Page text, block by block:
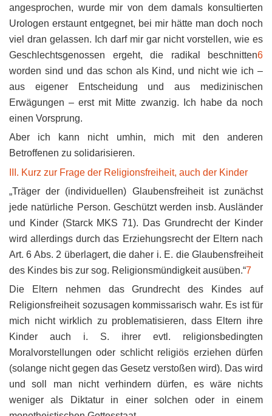
angesprochen, wurde mir von dem damals konsultierten
Urologen erstaunt entgegnet, bei mir hätte man doch noch
viel dran gelassen. Ich darf mir gar nicht vorstellen, wie es
Geschlechtsgenossen ergeht, die radikal beschnitten6
worden sind und das schon als Kind, und nicht wie ich –
aus eigener Entscheidung und aus medizinischen
Erwägungen – erst mit Mitte zwanzig. Ich habe da noch
einen Vorsprung.
Aber ich kann nicht umhin, mich mit den anderen
Betroffenen zu solidarisieren.
III. Kurz zur Frage der Religionsfreiheit, auch der Kinder
„Träger der (individuellen) Glaubensfreiheit ist zunächst
jede natürliche Person. Geschützt werden insb. Ausländer
und Kinder (Starck MKS 71). Das Grundrecht der Kinder
wird allerdings durch das Erziehungsrecht der Eltern nach
Art. 6 Abs. 2 überlagert, die daher i. E. die Glaubensfreiheit
des Kindes bis zur sog. Religionsmündigkeit ausüben.“7
Die Eltern nehmen das Grundrecht des Kindes auf
Religionsfreiheit sozusagen kommissarisch wahr. Es ist für
mich nicht wirklich zu problematisieren, dass Eltern ihre
Kinder auch i. S. ihrer evtl. religionsbedingten
Moralvorstellungen oder schlicht religiös erziehen dürfen
(solange nicht gegen das Gesetz verstoßen wird). Das wird
und soll man nicht verhindern dürfen, es wäre nichts
weniger als Diktatur in einer solchen oder in einem